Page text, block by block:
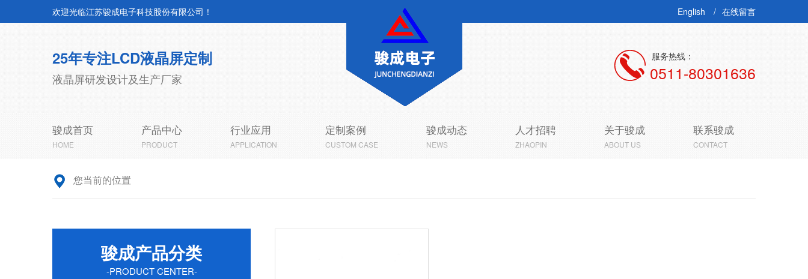
欢迎光临江苏骏成电子科技股份有限公司！ English 在线留言
25年专注LCD液晶屏定制
液晶屏研发设计及生产厂家
服务热线：
0511-80301636
骏成首页
HOME
产品中心
PRODUCT
行业应用
APPLICATION
定制案例
CUSTOM CASE
骏成动态
NEWS
人才招聘
ZHAOPIN
关于骏成
ABOUT US
联系骏成
CONTACT
您当前的位置
骏成产品分类
-PRODUCT CENTER-